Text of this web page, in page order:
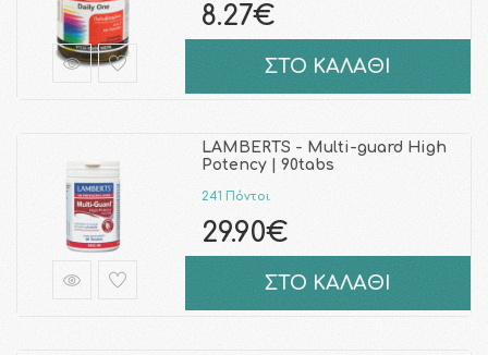
8.27€
ΣΤΟ ΚΑΛΑΘΙ
LAMBERTS - Multi-guard High
Potency | 90tabs
241 Πόντοι
29.90€
ΣΤΟ ΚΑΛΑΘΙ